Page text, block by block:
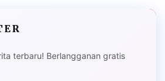
terbaru! Berlangganan gratis